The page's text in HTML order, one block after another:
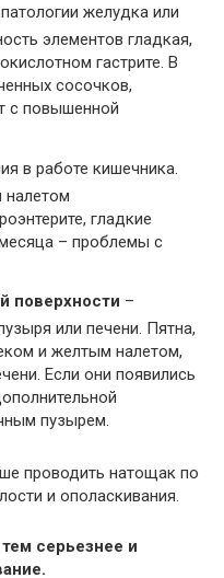
патологии желудка или
элементов гладкая,
гастрите. В
сосочков,
с повышенной
в работе кишечника.
налетом
гладкие
– проблемы с
поверхности –
или печени. Пятна,
и желтым налетом,
Если они появились
пузырем.
проводить натощак по
и ополаскивания.
серьезнее и